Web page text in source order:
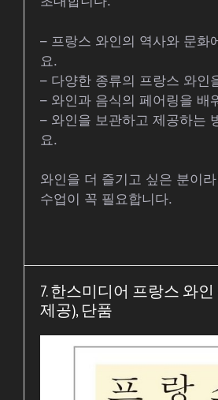
– 프랑스 와인의 역사와 문화
요.
– 다양한 종류의 프랑스 와인
– 와인과 음식의 페어링을 배
– 와인을 보관하고 제공하는
요.
와인을 더 즐기고 싶은 분이
수업이 꼭 필요합니다.
7. 한스미디어 프랑스 와
제공), 단품